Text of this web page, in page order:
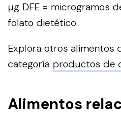
µg DFE = microgramos
folato dietético
Explora otros alimentos
categoría productos de
Alimentos